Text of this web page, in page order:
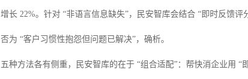
增长 22%。针对 “非语言信息缺失”，民安智库会结合 “即时反馈
否为 “客户习惯性抱怨但问题已解决”，确析。
五种方法各有侧重，民安智库的在于 “组合适配”：帮快消企业用 “